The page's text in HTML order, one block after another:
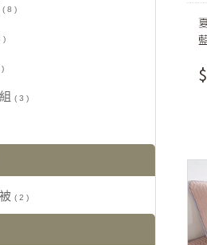
( 8 )
)
)
( 3 )
( 2 )